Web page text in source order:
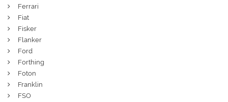
Ferrari
Fiat
Fisker
Flanker
Ford
Forthing
Foton
Franklin
FSO